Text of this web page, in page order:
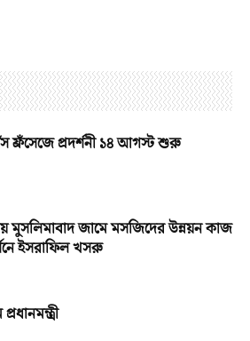
ফ্রঁসেজে প্রদর্শনী ১৪ আগস্ট শুরু
মুসলিমাবাদ জামে মসজিদের উন্নয়ন কাজ
ইসরাফিল খসরু